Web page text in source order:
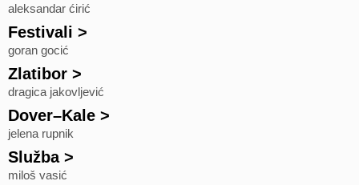
aleksandar ćirić
Festivali >
goran gocić
Zlatibor >
dragica jakovljević
Dover–Kale >
jelena rupnik
Služba>
miloš vasić